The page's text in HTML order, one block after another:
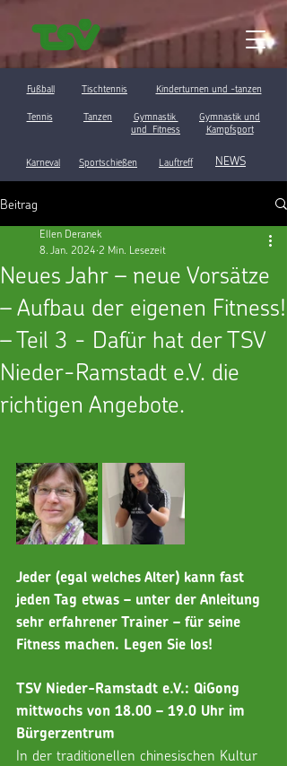
Fußball Tischtennis Kinderturnen und -tanzen
Tennis Tanzen
Gymnastik
und Fitness
Gymnastik und
Kampfsport
Karneval Sportschießen Lauftreff NEWS
Beitrag
Neues Jahr – neue Vorsätze
– Aufbau der eigenen Fitness!
– Teil 3 - Dafür hat der TSV
Nieder-Ramstadt e.V. die
richtigen Angebote.
Ellen Deranek
8. Jan. 2024 2 Min. Lesezeit
Jeder (egal welches Alter) kann fast
jeden Tag etwas – unter der Anleitung
sehr erfahrener Trainer – für seine
Fitness machen. Legen Sie los!
TSV Nieder-Ramstadt e.V.: QiGong
mittwochs von 18.00 – 19.0 Uhr im
Bürgerzentrum
In der traditionellen chinesischen Kultur